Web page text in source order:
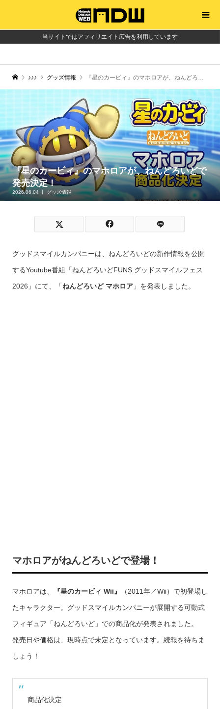
当サイトではアフィリエイト広告を利用しています
♪♪♪ グッズ情報 『星のカービィ』のマホロアが、ねんどろいどで発売決定！
『星のカービィ』のマホロアが、ねんどろいどで
発売決定！
2026.06.04 グッズ情報
グッドスマイルカンパニーは、ねんどろいどの新作情報を公開
するYoutube番組「ねんどろいどFUNS グッドスマイルフェス
2026」にて、「ねんどろいど マホロア」を発表しました。
マホロアがねんどろいどで登場！
マホロアは、 『星のカービィ Wii』 （2011年／Wii）で初登場し
たキャラクター。グッドスマイルカンパニーが展開する可動式
フィギュア「ねんどろいど」での商品化が発表されました。
発売日や価格は、現時点で未定となっています。続報を待ちま
しょう！
商品化決定